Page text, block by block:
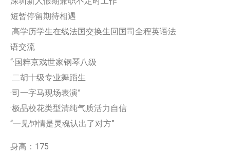
短暂停留期待相遇
.高学历学生在线法国交换生回国司全程英语法
语交流
“·国粹京戏世家钢琴八级
·二胡十级专业舞蹈生
·司一字马现场表演”
·极品校花类型清纯气质活力自信
“一见钟情是灵魂认出了对方”
身高：175